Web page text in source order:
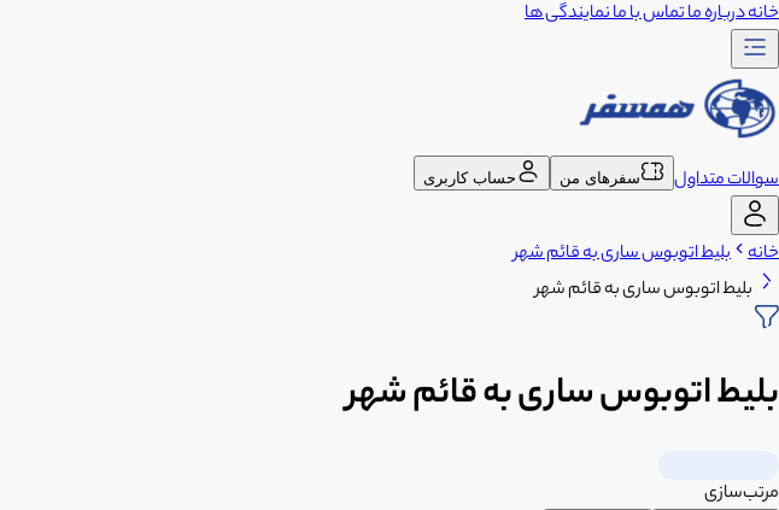
خانهدرباره ماتماس با مانمایندگی ها
سوالات متداول سفرهای من حساب کاربری
خانه بلیط اتوبوس ساری به قائم شهر
بلیط اتوبوس ساری به قائم شهر
بلیط اتوبوس ساری به قائم شهر
مرتب‌سازی